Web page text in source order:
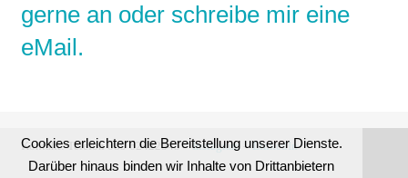
gerne an oder schreibe mir eine
eMail.
Kontakt:Telefon 089 62422545 –Instagram–LinkedIn
Cookies erleichtern die Bereitstellung unserer Dienste.
Darüber hinaus binden wir Inhalte von Drittanbietern